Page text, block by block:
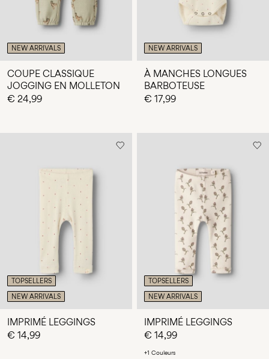
NEW ARRIVALS
COUPE CLASSIQUE
JOGGING EN MOLLETON
€ 24,99
NEW ARRIVALS
À MANCHES LONGUES
BARBOTEUSE
€ 17,99
TOPSELLERS
NEW ARRIVALS
IMPRIMÉ LEGGINGS
€ 14,99
TOPSELLERS
NEW ARRIVALS
IMPRIMÉ LEGGINGS
€ 14,99
+1 Couleurs